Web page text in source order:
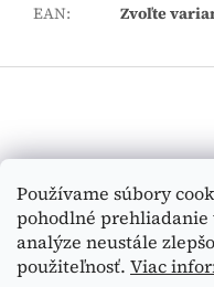
Používame súbory
pohodlné
analýze neustále
použiteľnosť. Viac
EAN: Zvoľte
ä